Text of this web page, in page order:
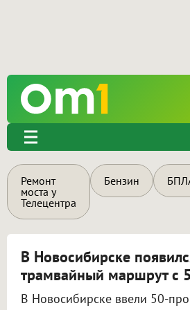
Ремонт
моста у
Телецентра
Бензин
В Новосибирске
трамвайный маршрут с
В Новосибирске ввели 50-